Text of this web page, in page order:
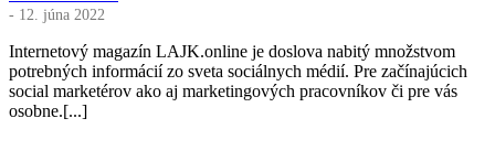
- 12. júna 2022
Internetový magazín LAJK.online je doslova nabitý množstvom
potrebných informácií zo sveta sociálnych médií. Pre začínajúcich
social marketérov ako aj marketingových pracovníkov či pre vás
osobne.[...]